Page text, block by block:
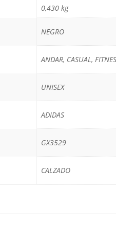
0,430 kg
NEGRO
ANDAR, CASUAL,
UNISEX
ADIDAS
GX3529
CALZADO